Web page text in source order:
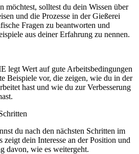
möchtest, solltest du dein Wissen über
und die Prozesse in der Gießerei
Fragen zu beantworten und
aus deiner Erfahrung zu nennen.
Wert auf gute Arbeitsbedingungen
Beispiele vor, die zeigen, wie du in der
hast und wie du zur Verbesserung
du nach den nächsten Schritten im
zeigt dein Interesse an der Position und
davon, wie es weitergeht.